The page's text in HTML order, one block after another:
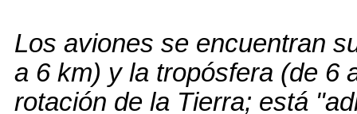
Los aviones se encuentran
a 6 km) y la tropósfera (de 6
rotación de la Tierra; está